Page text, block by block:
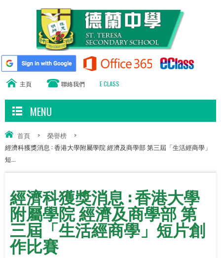
主頁 聯絡我們 E CLASS
MENU
首頁 > 榮譽榜
>
經濟科獲獎消息 : 香港大學附屬學院 經濟及商學部 第三屆「生活經商學」
短...
經濟科獲獎消息 : 香港大學
附屬學院 經濟及商學部 第
三屆「生活經商學」短片創
作比賽